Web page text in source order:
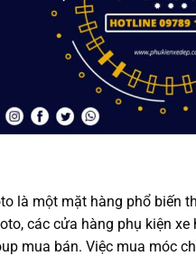
là một mặt hàng phổ biến
các cửa hàng phụ kiện
mua bán. Việc mua móc